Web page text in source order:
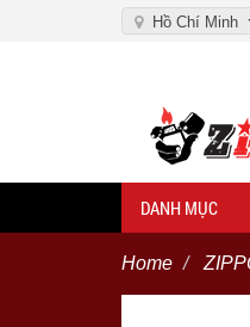
Hồ Chí Minh
DANH MỤC
Home